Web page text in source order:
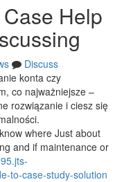
Help
Discuss
konta czy
co najważniejsze –
rozwiązanie i ciesz się
where Just about
and if maintenance or
to-case-study-solution